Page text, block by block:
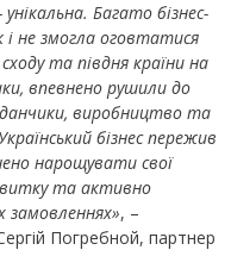
Багато бізнес-
і не змогла оговтатися
сходу та півдня країни на
впевнено рушили до
виробництво та
бізнес пережив
нарощувати свої
та активно
, –
Погребной, партнер